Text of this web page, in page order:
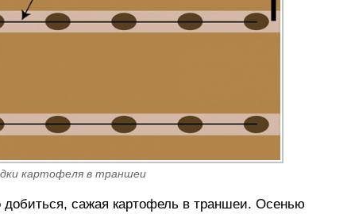
картофеля в траншеи
сажая картофель в траншеи. Осенью